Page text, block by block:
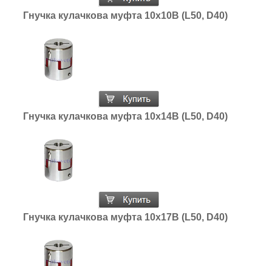
Гнучка кулачкова муфта 10х10В (L50, D40)
Гнучка кулачкова муфта 10х14В (L50, D40)
Гнучка кулачкова муфта 10х17В (L50, D40)